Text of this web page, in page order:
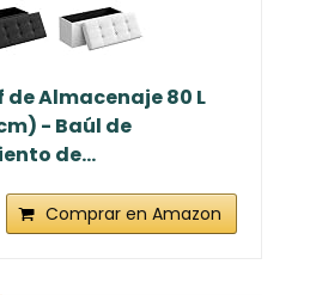
de Almacenaje 80 L
- Baúl de
de...
Comprar en Amazon